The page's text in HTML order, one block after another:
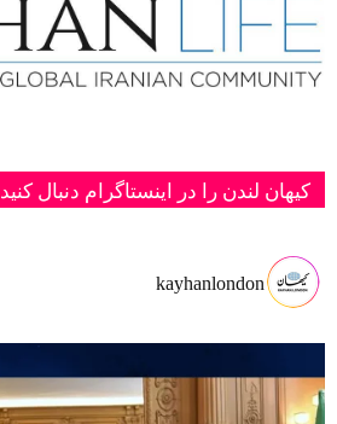
کیهان لندن را در اینستاگرام دنبال کنید
kayhanlondon